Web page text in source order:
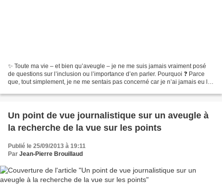
✨ Toute ma vie – et bien qu’aveugle – je ne me suis jamais vraiment posé
de questions sur l’inclusion ou l’importance d’en parler. Pourquoi ❓ Parce
que, tout simplement, je ne me sentais pas concerné car je n’ai jamais eu le
Un point de vue journalistique sur un aveugle à
la recherche de la vue sur les points
Publié le 25/09/2013 à 19:11
Par Jean-Pierre Brouillaud